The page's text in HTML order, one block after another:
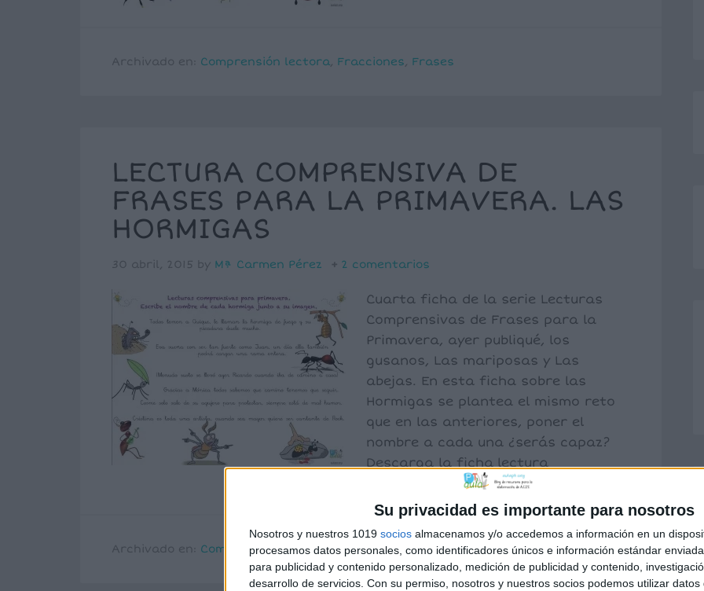
Su privacidad es importante para nosotros
Nosotros y nuestros 1019 socios almacenamos y/o accedemos a información en un
procesamos datos personales, como identificadores únicos e información estándar
para publicidad y contenido personalizado, medición de publicidad y contenido,
desarrollo de servicios. Con su permiso, nosotros y nuestros socios podemos utilizar datos
Archivado en: Comprensión lectora, Fracciones, Frases
LECTURA COMPRENSIVA DE
FRASES PARA LA PRIMAVERA. LAS
HORMIGAS
30 abril, 2015 by Mª Carmen Pérez 2 comentarios
Cuarta ficha de la serie Lecturas
Comprensivas de Frases para la
Primavera, ayer publiqué, los
gusanos, Las mariposas y Las
abejas. En esta ficha sobre las
Hormigas se plantea el mismo reto
que en las anteriores, poner el
nombre a cada una ¿serás capaz?
Descarga la ficha lectura
comprensiva hormigas
Archivado en: Comprensión lectora,Fracciones ,Frases